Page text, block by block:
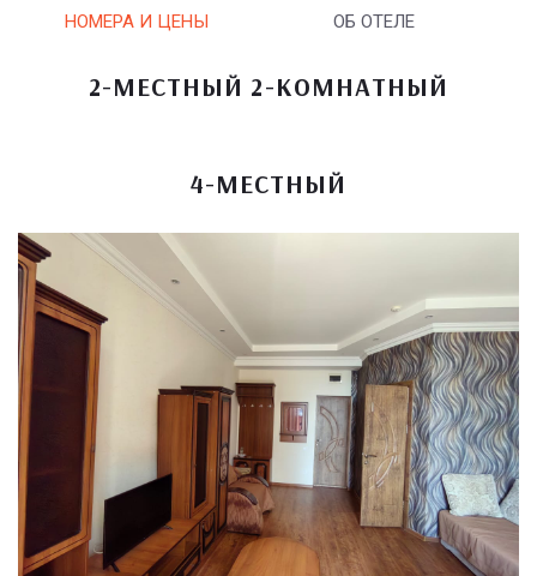
НОМЕРА И ЦЕНЫ ОБ ОТЕЛЕ
2-МЕСТНЫЙ 2-КОМНАТНЫЙ
4-МЕСТНЫЙ